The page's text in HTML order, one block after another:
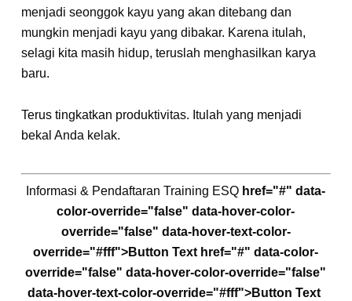
menjadi seonggok kayu yang akan ditebang dan
mungkin menjadi kayu yang dibakar. Karena itulah,
selagi kita masih hidup, teruslah menghasilkan karya
baru.
Terus tingkatkan produktivitas. Itulah yang menjadi
bekal Anda kelak.
Informasi & Pendaftaran Training ESQ href="#" data-
color-override="false" data-hover-color-
override="false" data-hover-text-color-
override="#fff">Button Text href="#" data-color-
override="false" data-hover-color-override="false"
data-hover-text-color-override="#fff">Button Text